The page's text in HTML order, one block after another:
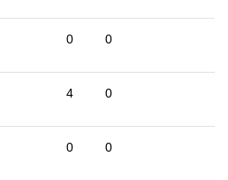
0 0
4 0
0 0